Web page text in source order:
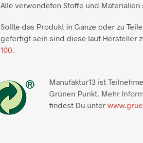
Alle verwendeten Stoffe und
Sollte das Produkt in Gänze oder zu
gefertigt sein sind diese laut Hersteller
100.
Manufaktur13 ist
Grünen Punkt. Mehr
findest Du unter